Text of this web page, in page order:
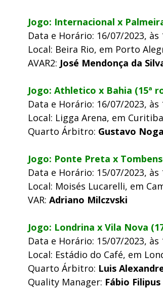
Jogo: Internacional x
Data e Horário: 16/07/2023, às
Local: Beira Rio, em Porto
AVAR2: José Mendonça da
Jogo: Athletico x Bahia (15ª
Data e Horário: 16/07/2023, às
Local: Ligga Arena, em
Quarto Árbitro: Gustavo
Jogo: Ponte Preta x
Data e Horário: 15/07/2023, às
Local: Moisés Lucarelli, em
VAR: Adriano Milczvski
Jogo: Londrina x Vila Nova
Data e Horário: 15/07/2023, às
Local: Estádio do Café, em
Quarto Árbitro: Luis
Quality Manager: Fábio Filipus